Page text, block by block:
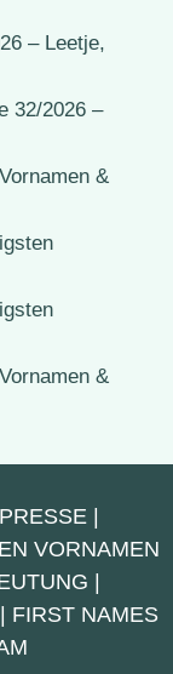
– Leetje,
32/2026 –
&
&
PRESSE
VORNAMEN
FIRST NAMES